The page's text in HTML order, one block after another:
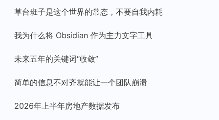
草台班子是这个世界的常态，不要自我内耗
我为什么将 Obsidian 作为主力文字工具
未来五年的关键词“收敛”
简单的信息不对齐就能让一个团队崩溃
2026年上半年房地产数据发布